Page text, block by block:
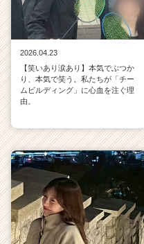
2026.04.23
【笑いあり涙あり】本気でぶつか
り、本気で笑う。私たちが「チー
ムビルディング」に心血を注ぐ理
由。